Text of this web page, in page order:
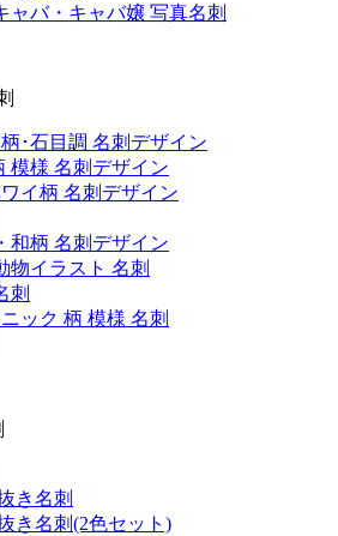
ャバ・キャバ嬢 写真名刺
･石目調 名刺デザイン
模様 名刺デザイン
イ柄 名刺デザイン
和柄 名刺デザイン
物イラスト 名刺
刺
ック 柄 模様 名刺
き名刺
き名刺(2色セット)